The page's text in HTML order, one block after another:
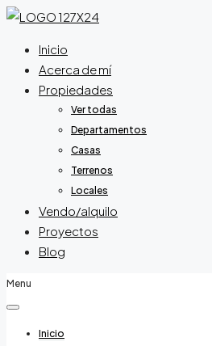
Inicio
Acerca de mí
Propiedades
Ver todas
Departamentos
Casas
Terrenos
Locales
Vendo/alquilo
Proyectos
Blog
Menu
Inicio